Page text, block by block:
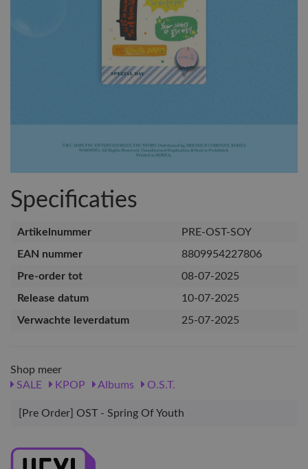
Specificaties
Artikelnummer
PRE-OST-SOY
EAN nummer
8809954227806
Pre-order tot
08-07-2025
Release datum
10-07-2025
Verwachte leverdatum
25-07-2025
Shop meer
SALE
KPOP Albums O.S.T.
[Pre Order] OST - Spring Of Youth